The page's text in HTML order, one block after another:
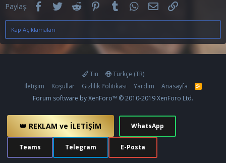
Paylaş: Facebook
TwitterReddit PinterestTumblrWhatsApp
E-postaLink
Kap Açıklamaları
Tin
Türkçe (TR)
İletişim
Koşullar Gizlilik Politikası Yardım Anasayfa
R
Forum software by XenForo™ © 2010-2019 XenForo Ltd.
👑 REKLAM ve İLETİŞİM WhatsApp
Teams Telegram E-Posta